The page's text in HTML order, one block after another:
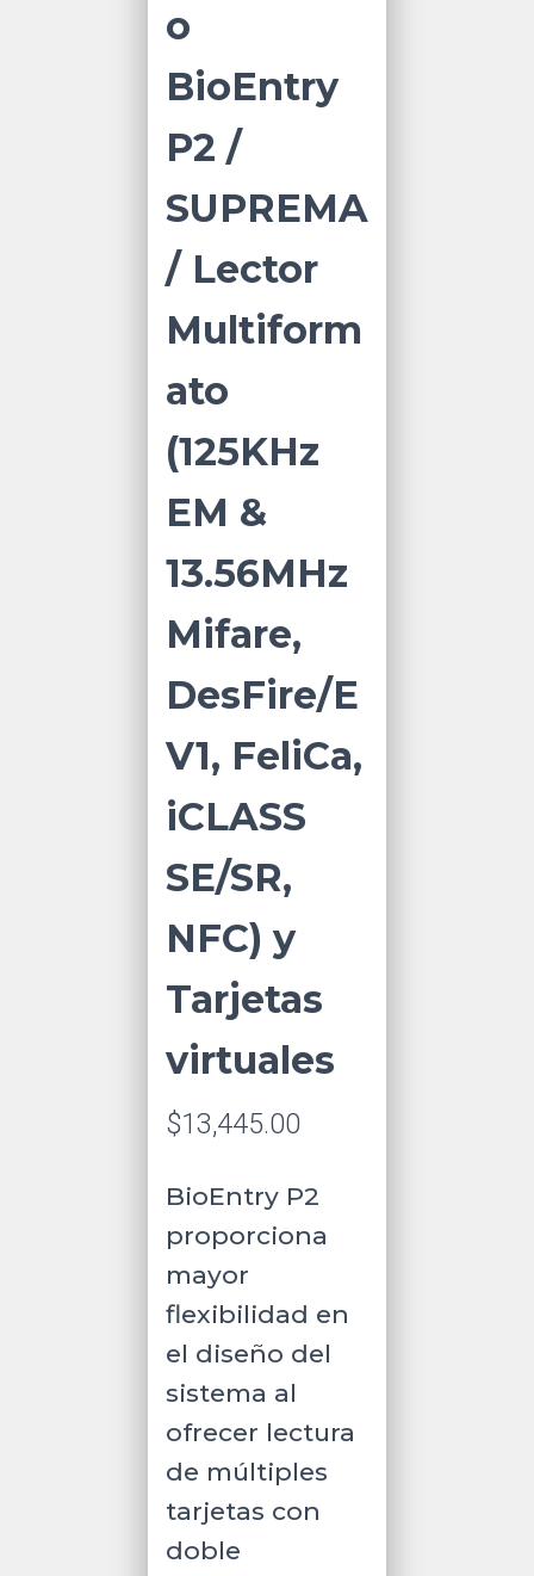
o
BioEntry
P2 /
SUPREMA
/ Lector
Multiform
ato
(125KHz
EM &
13.56MHz
Mifare,
DesFire/E
V1, FeliCa,
iCLASS
SE/SR,
NFC) y
Tarjetas
virtuales
$13,445.00
BioEntry P2
proporciona
mayor
flexibilidad en
el diseño del
sistema al
ofrecer lectura
de múltiples
tarjetas con
doble